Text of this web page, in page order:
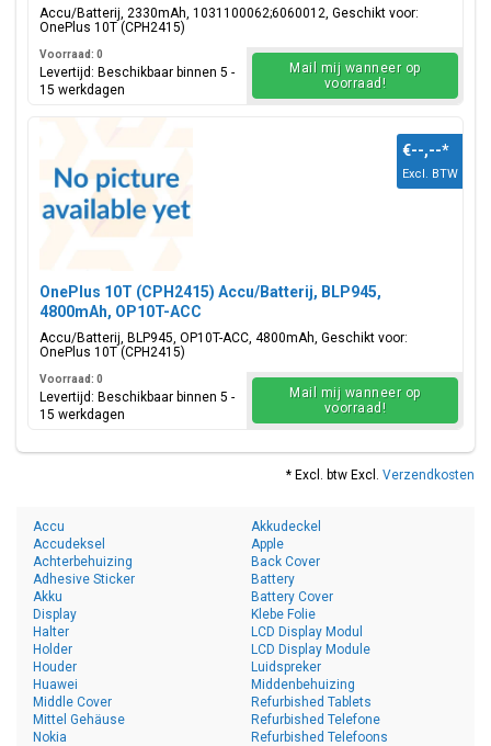
Accu/Batterij, 2330mAh, 1031100062;6060012, Geschikt voor:
OnePlus 10T (CPH2415)
Voorraad: 0
Levertijd: Beschikbaar binnen 5 -
15 werkdagen
Mail mij wanneer op
voorraad!
OnePlus 10T (CPH2415) Accu/Batterij, BLP945,
4800mAh, OP10T-ACC
Accu/Batterij, BLP945, OP10T-ACC, 4800mAh, Geschikt voor:
OnePlus 10T (CPH2415)
€--,--*
Excl. BTW
Voorraad: 0
Levertijd: Beschikbaar binnen 5 -
15 werkdagen
Mail mij wanneer op
voorraad!
* Excl. btw Excl. Verzendkosten
Accu
Accudeksel
Achterbehuizing
Adhesive Sticker
Akku
Akkudeckel
Apple
Back Cover
Battery
Battery Cover
Display
Halter
Holder
Houder
Huawei
Klebe Folie
LCD Display Modul
LCD Display Module
Luidspreker
Middenbehuizing
Middle Cover
Mittel Gehäuse
Nokia
Refurbished Tablets
Refurbished Telefone
Refurbished Telefoons